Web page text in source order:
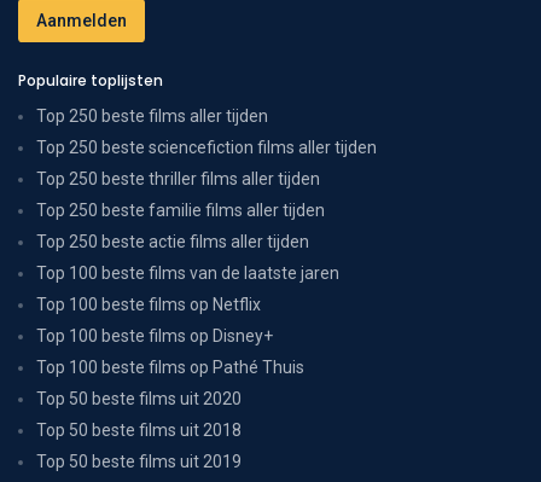
Populaire toplijsten
Top 250 beste films aller tijden
Top 250 beste sciencefiction films aller tijden
Top 250 beste thriller films aller tijden
Top 250 beste familie films aller tijden
Top 250 beste actie films aller tijden
Top 100 beste films van de laatste jaren
Top 100 beste films op Netflix
Top 100 beste films op Disney+
Top 100 beste films op Pathé Thuis
Top 50 beste films uit 2020
Top 50 beste films uit 2018
Top 50 beste films uit 2019